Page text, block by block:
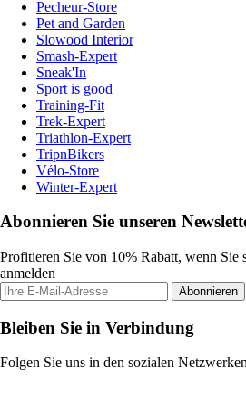
Pecheur-Store
Pet and Garden
Slowood Interior
Smash-Expert
Sneak'In
Sport is good
Training-Fit
Trek-Expert
Triathlon-Expert
TripnBikers
Vélo-Store
Winter-Expert
Abonnieren Sie unseren
Profitieren Sie von 10% Rabatt, wenn Sie
anmelden
Abonnieren
Bleiben Sie in Verbindung
Folgen Sie uns in den sozialen